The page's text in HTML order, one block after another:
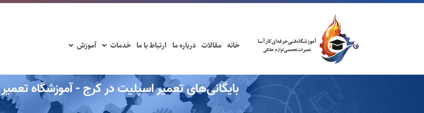
خانه مقالات درباره ما ارتباط با ما خدمات آموزش
بایگانی‌های تعمیر اسپلیت در کرج - آموزشگاه